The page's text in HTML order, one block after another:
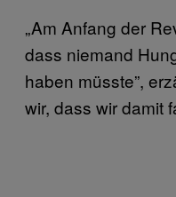
„Am Anfang der
dass niemand
haben müsste”,
wir, dass wir damit